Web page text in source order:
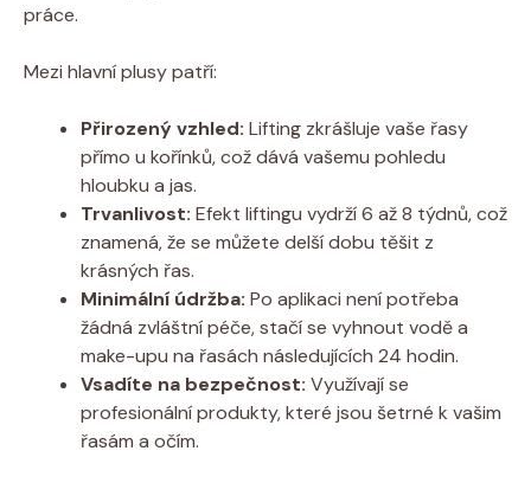
práce.
Mezi hlavní plusy patří:
Přirozený vzhled: Lifting zkrášluje ‍vaše ⁢řasy
přímo u kořínků, což‌ dává vašemu pohledu
hloubku​ a jas.
Trvanlivost: Efekt liftingu vydrží 6 až 8 týdnů, což
znamená, ‌že se můžete delší dobu těšit z
krásných řas.
Minimální údržba: Po aplikaci není potřeba
žádná zvláštní‌ péče,‌ stačí se⁣ vyhnout vodě a
make-upu na řasách‌ následujících 24 hodin.
Vsadíte na⁢ bezpečnost: Využívají se
profesionální produkty, které ⁣jsou šetrné k⁤ vašim
řasám a očím.